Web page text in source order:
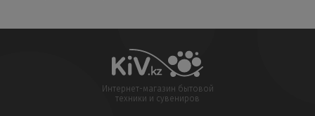
Интернет-магазин бытовой
техники и сувениров